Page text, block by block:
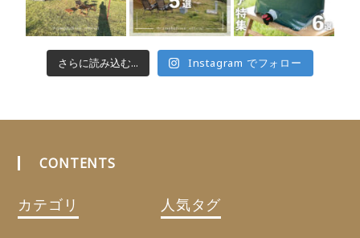
さらに読み込む... Instagram でフォロー
CONTENTS
カテゴリ 人気タグ